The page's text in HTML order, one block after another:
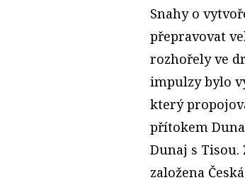
Snahy o
přepravovat
rozhořely ve
impulzy bylo
který
přítokem
Dunaj s
založena